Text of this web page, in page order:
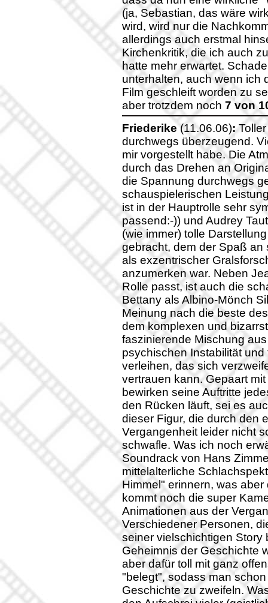
(ja, Sebastian, das wäre
wird, wird nur die
allerdings auch erstmal
Kirchenkritik, die ich auch
hatte mehr erwartet.
unterhalten, auch wenn ich
Film geschleift worden zu
aber trotzdem noch 7 von
Friederike(11.06.06):Toller
durchwegs überzeugend.
mir vorgestellt habe. Die
durch das Drehen an
die Spannung durchwegs
schauspielerischen
ist in der Hauptrolle sehr
passend:-)) und Audrey
(wie immer) tolle
gebracht, dem der Spaß
als exzentrischer
anzumerken war. Neben
Rolle passt, ist auch die
Bettany als Albino-Mönch
Meinung nach die beste
dem komplexen und
faszinierende Mischung
psychischen Instabilität
verleihen, das sich
vertrauen kann. Gepaart
bewirken seine Auftritte
den Rücken läuft, sei es
dieser Figur, die durch den
Vergangenheit leider nicht
schwafle. Was ich noch
Soundrack von Hans
mittelalterliche
Himmel" erinnern, was
kommt noch die super
Animationen aus der
Verschiedener Personen,
seiner vielschichtigen
Geheimnis der Geschichte
aber dafür toll mit ganz
"belegt", sodass man
Geschichte zu zweifeln.